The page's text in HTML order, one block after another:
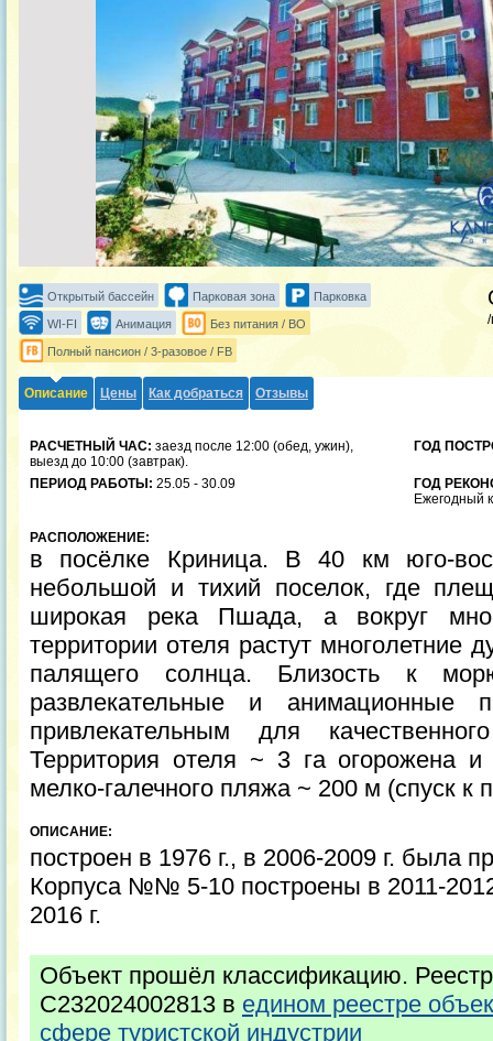
Открытый бассейн Парковая зона Парковка
WI-FI Анимация Без питания / BO
Полный пансион / 3-разовое / FB
Описание Цены Как добраться Отзывы
РАСЧЕТНЫЙ ЧАС: заезд после 12:00 (обед, ужин),
выезд до 10:00 (завтрак).
ГОД
ПЕРИОД РАБОТЫ: 25.05 - 30.09
ГОД
Ежегодный
РАСПОЛОЖЕНИЕ:
в посёлке Криница. В 40 км юго-
небольшой и тихий поселок, где
широкая река Пшада, а вокруг
территории отеля растут многолетние
палящего солнца. Близость к
развлекательные и анимационные
привлекательным для
Территория отеля ~ 3 га огорожена и
мелко-галечного пляжа ~ 200 м (спуск к
ОПИСАНИЕ:
построен в 1976 г., в 2006-2009 г. была
Корпуса №№ 5-10 построены в 2011-
2016 г.
Объект прошёл классификацию.
С232024002813 в едином реестре
сфере туристской индустрии